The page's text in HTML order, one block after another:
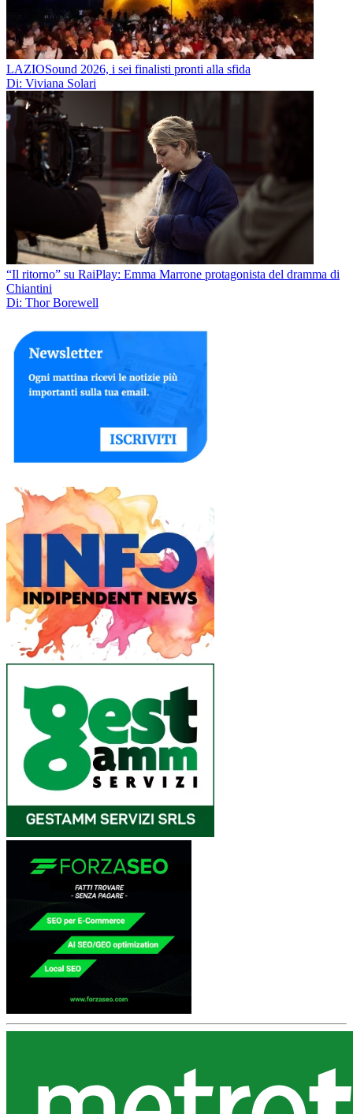
LAZIOSound 2026, i sei finalisti pronti alla sfida
Di: Viviana Solari
“Il ritorno” su RaiPlay: Emma Marrone protagonista del dramma di
Chiantini
Di: Thor Borewell